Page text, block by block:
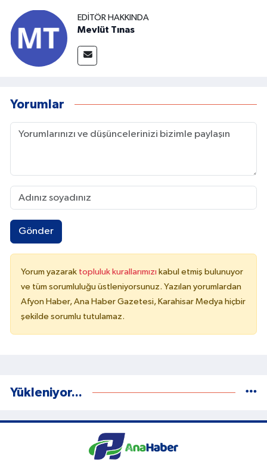
EDITÖR HAKKINDA
Mevlüt Tınas
Yorumlar
Gönder
Yorum yazarak topluluk kurallarımızı kabul etmiş bulunuyor
ve tüm sorumluluğu üstleniyorsunuz. Yazılan yorumlardan
Afyon Haber, Ana Haber Gazetesi, Karahisar Medya hiçbir
şekilde sorumlu tutulamaz.
Yükleniyor...